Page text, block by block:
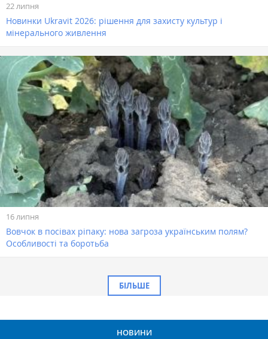
22 липня
Новинки Ukravit 2026: рішення для захисту культур і
мінерального живлення
16 липня
Вовчок в посівах ріпаку: нова загроза українським полям?
Особливості та боротьба
БІЛЬШЕ
НОВИНИ